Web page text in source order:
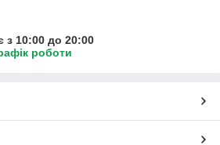
з 10:00 до 20:00
роботи